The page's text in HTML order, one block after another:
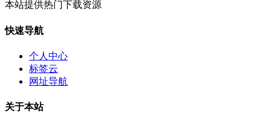
本站提供热门下载资源
快速导航
个人中心
标签云
网址导航
关于本站